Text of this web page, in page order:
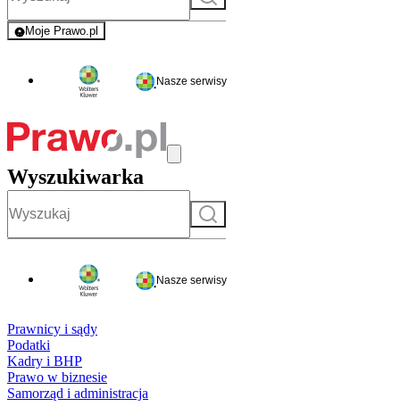
Moje Prawo.pl
- rejestracja i logowanie do serwisu
Nasze serwisy
Wyszukiwarka
Szukaj
Nasze serwisy
Prawnicy i sądy
Podatki
Kadry i BHP
Prawo w biznesie
Samorząd i administracja